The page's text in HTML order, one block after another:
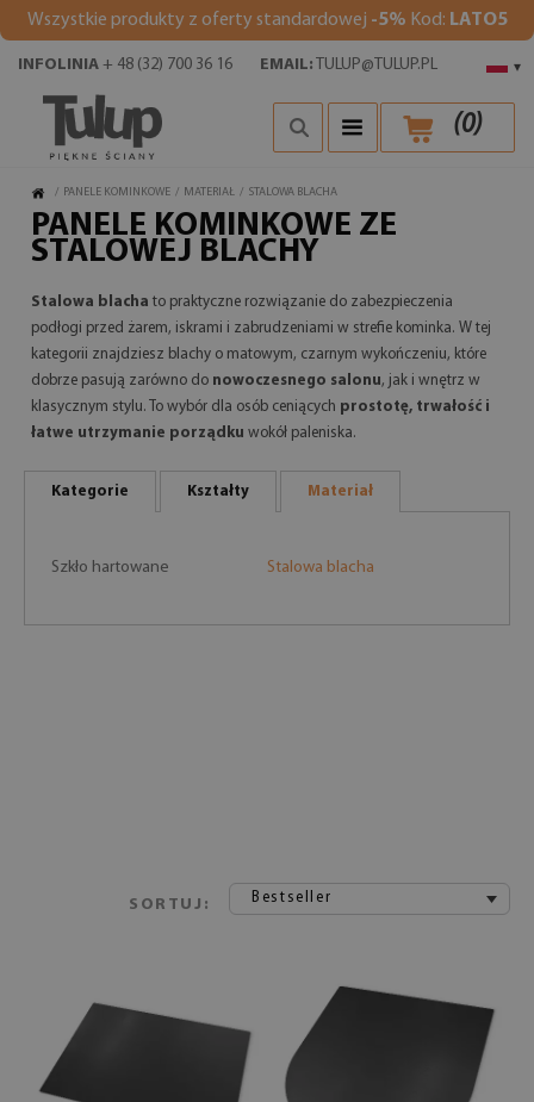
Wszystkie produkty z oferty standardowej -5% Kod: LATO5
▾
INFOLINIA + 48 (32) 700 36 16 EMAIL: TULUP@TULUP.PL
(0)
/ PANELE KOMINKOWE / MATERIAŁ / STALOWA BLACHA
PANELE KOMINKOWE ZE
STALOWEJ BLACHY
Stalowa blacha to praktyczne rozwiązanie do zabezpieczenia
podłogi przed żarem, iskrami i zabrudzeniami w strefie kominka. W tej
kategorii znajdziesz blachy o matowym, czarnym wykończeniu, które
dobrze pasują zarówno do nowoczesnego salonu, jak i wnętrz w
klasycznym stylu. To wybór dla osób ceniących prostotę, trwałość i
łatwe utrzymanie porządku wokół paleniska.
Kategorie Kształty Materiał
Szkło hartowane Stalowa blacha
SORTUJ: Bestseller